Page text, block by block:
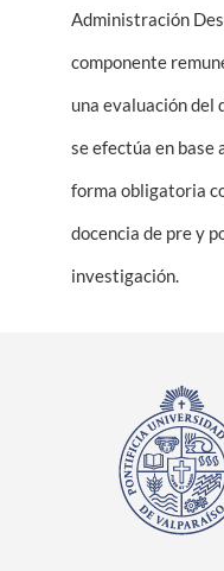
Administración
componente
una evaluación del
se efectúa en base
forma obligatoria
docencia de pre y
investigación.